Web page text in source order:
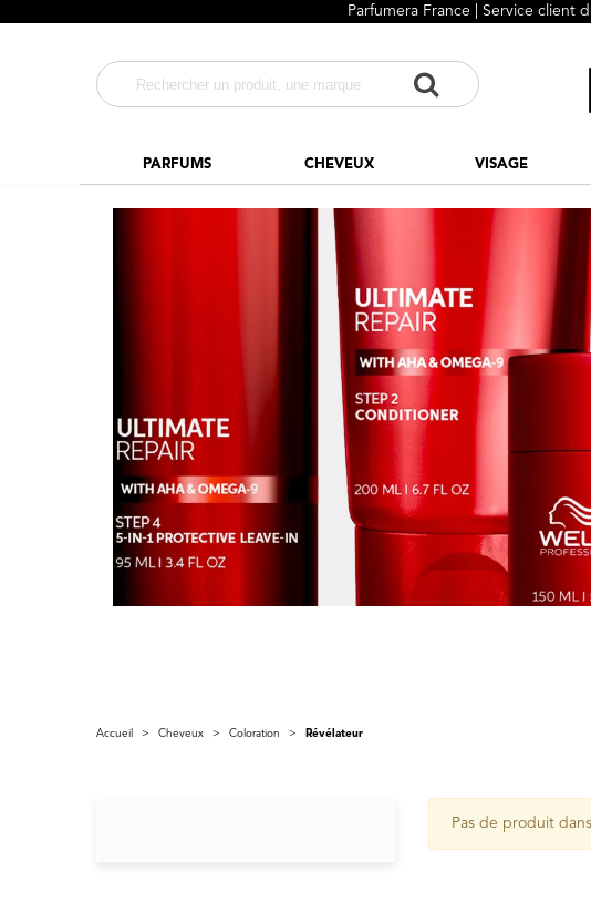
Parfumera France | Service
PARFUMS CHEVEUX VISAGE
Accueil > Cheveux > Coloration > Révélateur
Pas de produit